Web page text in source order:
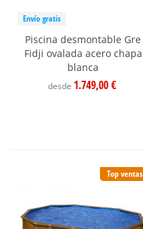
Envío gratis
Piscina desmontable Gre
Fidji ovalada acero chapa
blanca
desde 1.749,00 €
Top ventas